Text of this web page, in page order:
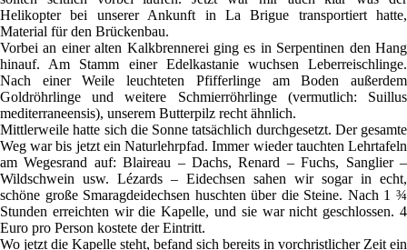
Helikopter bei unserer Ankunft in La Brigue transportiert hatte,
Material für den Brückenbau.
Vorbei an einer alten Kalkbrennerei ging es in Serpentinen den Hang
hinauf. Am Stamm einer Edelkastanie wuchsen Leberreischlinge.
Nach einer Weile leuchteten Pfifferlinge am Boden außerdem
Goldröhrlinge und weitere Schmierröhrlinge (vermutlich: Suillus
mediterraneensis), unserem Butterpilz recht ähnlich.
Mittlerweile hatte sich die Sonne tatsächlich durchgesetzt. Der gesamte
Weg war bis jetzt ein Naturlehrpfad. Immer wieder tauchten Lehrtafeln
am Wegesrand auf: Blaireau – Dachs, Renard – Fuchs, Sanglier –
Wildschwein usw. Lézards – Eidechsen sahen wir sogar in echt,
schöne große Smaragdeidechsen huschten über die Steine. Nach 1 ¾
Stunden erreichten wir die Kapelle, und sie war nicht geschlossen. 4
Euro pro Person kostete der Eintritt.
Wo jetzt die Kapelle steht, befand sich bereits in vorchristlicher Zeit ein